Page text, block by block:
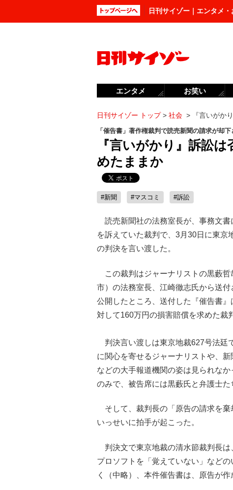
日刊サイゾー｜エンタメ
日刊サイゾー トップ> 社会 > 『言いがか
「催告書」著作権裁判で読売新聞の請求が却下
『言いがかり』訴訟
めたままか
#新聞 #マスコミ #訴訟
読売新聞社の法務室長が、事務文書
を訴えていた裁判で、3月30日に東京
の判決を言い渡した。
この裁判はジャーナリストの黒藪哲
市）の法務室長、江崎徹志氏から送
公開したところ、送付した『催告書
対して160万円の損害賠償を求めた裁
判決言い渡しは東京地裁627号法廷
に関心を寄せるジャーナリストや、
などの大手報道機関の姿は見られな
のみで、被告席には黒藪氏と弁護士た
そして、裁判長の「原告の請求を棄
いっせいに拍手が起こった。
判決文で東京地裁の清水節裁判長は
プロソフトを「覚えていない」など
く（中略）、本件催告書は、原告が
エンタメ お笑い